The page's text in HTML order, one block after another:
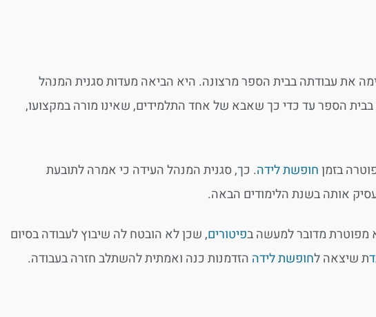
את עבודתה בבית הספר מרצונה. היא הביאה מעדות סגנית המנהל
הספר עד כדי כך שאבא של אחד התלמידים, שאינו מורה במקצועו,
בזמןחופשת לידה. כך, סגנית המנהל העידה כי אמרה לתובעת
אותה בשנת הלימודים הבאה.
מפוטרת מדובר למעשה בפיטורים, שכן לא הובטח לה שיבוץ לעבודה בסיום
ת שיצאה לחופשת לידה הזדמנות כנה ואמתית להשתלב חזרה בעבודה.